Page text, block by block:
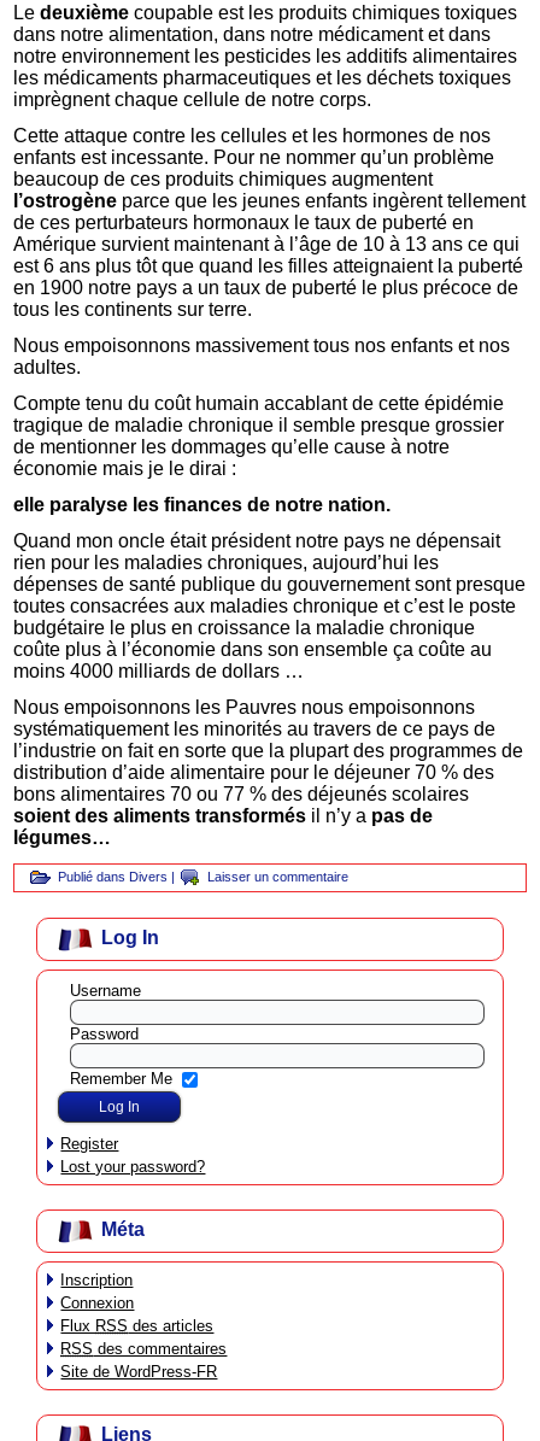
Ledeuxième coupable est les produits chimiques toxiques
dans notre alimentation, dans notre médicament et dans
notre environnement les pesticides les additifs alimentaires
les médicaments pharmaceutiques et les déchets toxiques
imprègnent chaque cellule de notre corps.
Cette attaque contre les cellules et les hormones de nos
enfants est incessante. Pour ne nommer qu’un problème
beaucoup de ces produits chimiques augmentent
l’ostrogène parce que les jeunes enfants ingèrent tellement
de ces perturbateurs hormonaux le taux de puberté en
Amérique survient maintenant à l’âge de 10 à 13 ans ce qui
est 6 ans plus tôt que quand les filles atteignaient la puberté
en 1900 notre pays a un taux de puberté le plus précoce de
tous les continents sur terre.
Nous empoisonnons massivement tous nos enfants et nos
adultes.
Compte tenu du coût humain accablant de cette épidémie
tragique de maladie chronique il semble presque grossier
de mentionner les dommages qu’elle cause à notre
économie mais je le dirai :
elle paralyse les finances de notre nation.
Quand mon oncle était président notre pays ne dépensait
rien pour les maladies chroniques, aujourd’hui les
dépenses de santé publique du gouvernement sont presque
toutes consacrées aux maladies chronique et c’est le poste
budgétaire le plus en croissance la maladie chronique
coûte plus à l’économie dans son ensemble ça coûte au
moins 4000 milliards de dollars …
Nous empoisonnons les Pauvres nous empoisonnons
systématiquement les minorités au travers de ce pays de
l’industrie on fait en sorte que la plupart des programmes de
distribution d’aide alimentaire pour le déjeuner 70 % des
bons alimentaires 70 ou 77 % des déjeunés scolaires
soient des aliments transformés il n’y a pas de
légumes…
Publié dans Divers | Laisser un commentaire
Log In
Username
Password
Remember Me
Register
Lost your password?
Méta
Inscription
Connexion
Flux RSS des articles
RSS des commentaires
Site de WordPress-FR
Liens